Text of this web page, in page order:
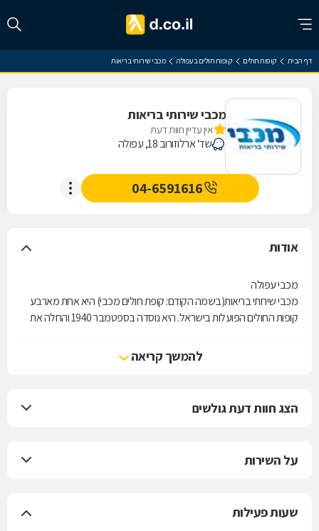
דף הבית קופות חולים קופות חולים בעפולה מכבי שירותי בריאות
מכבי שירותי בריאות
אין עדיין חוות דעת
שד' ארלוזורוב 18, עפולה
04-6591616
אודות
מכבי עפולה
מכבי שירותי בריאות(בשמה הקודם: קופת חולים מכבי) היא אחת מארבע
קופות החולים הפועלות בישראל. היא נוסדה בספטמבר 1940 והחלה את
מכבי מעניקה לחבריה את מיטב השירות הרפואי, מחוייבת לבריאות שלמה,
קידום בריאות ורפואה מונעת תוך שמירה על ערכי היסוד של האבות
להמשך קריאה
הצג חוות דעת גולשים
על השירות
שעות פעילות